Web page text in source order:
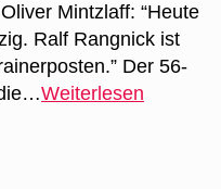
Mintzlaff: “Heute
Ralf Rangnick ist
Der 56-
Weiterlesen